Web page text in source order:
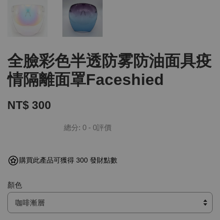
全臉彩色半透防雾防油面具疫
情隔離面罩Faceshied
NT$ 300
總分: 0 - 0評價
購買此產品可獲得 300 發財點數
顏色